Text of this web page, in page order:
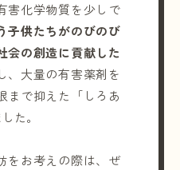
害化学物質を少しで
子供たちがのびのび
会の創造に貢献した
、大量の有害薬剤を
まで抑えた「しろあ
た。
をお考えの際は、ぜ